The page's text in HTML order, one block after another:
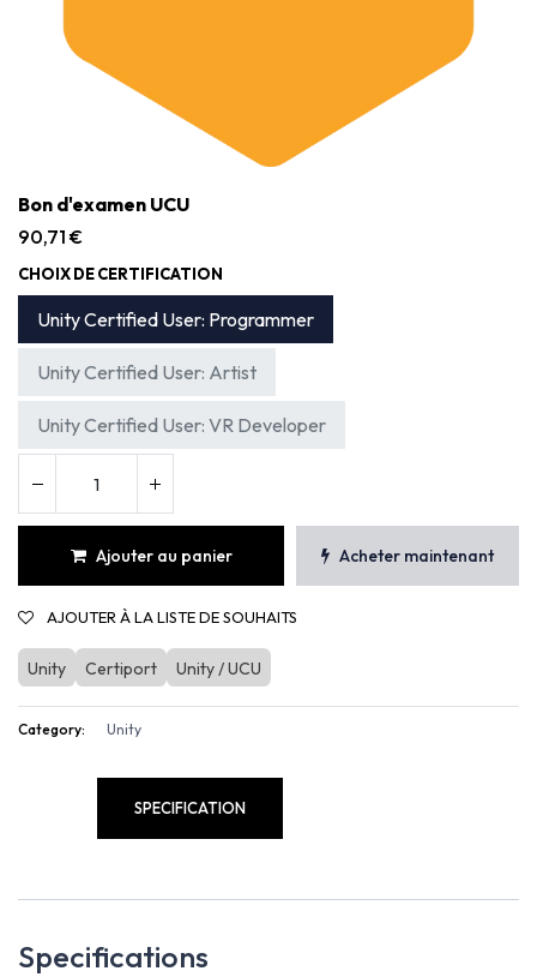
Bon d'examen UCU
90,71 €
CHOIX DE CERTIFICATION
Unity Certified User: Programmer
Unity Certified User: Artist
Unity Certified User: VR Developer
Ajouter au panier Acheter maintenant
AJOUTER À LA LISTE DE SOUHAITS
Unity Certiport Unity / UCU
Category: Unity
SPECIFICATION
Specifications